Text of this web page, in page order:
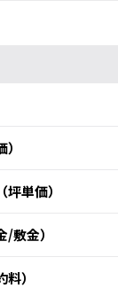
（坪単価）
/敷金）
料）